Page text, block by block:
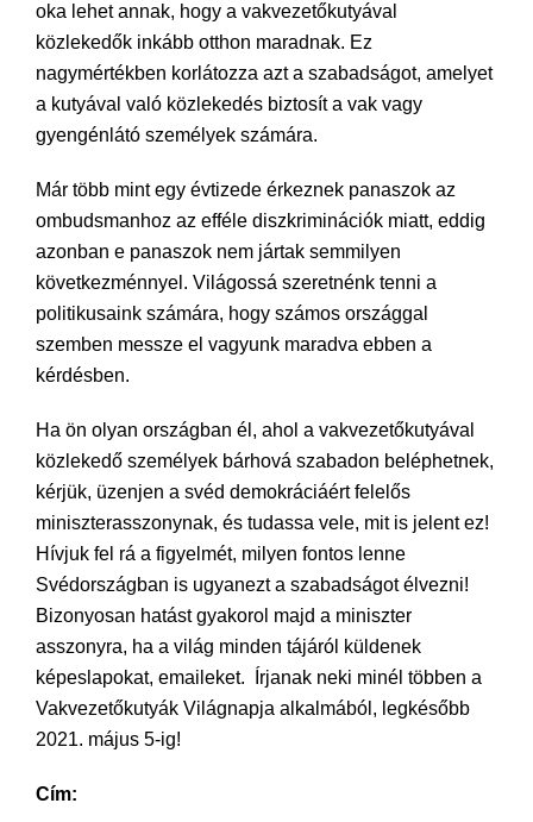
oka lehet annak, hogy a vakvezetőkutyával
közlekedők inkább otthon maradnak. Ez
nagymértékben korlátozza azt a szabadságot, amelyet
a kutyával való közlekedés biztosít a vak vagy
gyengénlátó személyek számára.
Már több mint egy évtizede érkeznek panaszok az
ombudsmanhoz az efféle diszkriminációk miatt, eddig
azonban e panaszok nem jártak semmilyen
következménnyel. Világossá szeretnénk tenni a
politikusaink számára, hogy számos országgal
szemben messze el vagyunk maradva ebben a
kérdésben.
Ha ön olyan országban él, ahol a vakvezetőkutyával
közlekedő személyek bárhová szabadon beléphetnek,
kérjük, üzenjen a svéd demokráciáért felelős
miniszterasszonynak, és tudassa vele, mit is jelent ez!
Hívjuk fel rá a figyelmét, milyen fontos lenne
Svédországban is ugyanezt a szabadságot élvezni!
Bizonyosan hatást gyakorol majd a miniszter
asszonyra, ha a világ minden tájáról küldenek
képeslapokat, emaileket. Írjanak neki minél többen a
Vakvezetőkutyák Világnapja alkalmából, legkésőbb
2021. május 5-ig!
Cím: